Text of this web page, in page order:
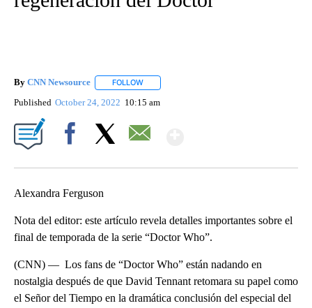
By CNN Newsource FOLLOW
Published October 24, 2022 10:15 am
Alexandra Ferguson
Nota del editor: este artículo revela detalles importantes sobre el
final de temporada de la serie “Doctor Who”.
(CNN) — Los fans de “Doctor Who” están nadando en
nostalgia después de que David Tennant retomara su papel como
el Señor del Tiempo en la dramática conclusión del especial del